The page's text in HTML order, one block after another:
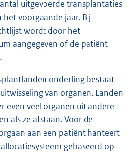
uitgevoerde transplantaties
voorgaande jaar. Bij
wordt door het
aangegeven of de patiënt
onderling bestaat
van organen. Landen
even veel organen uit andere
als ze afstaan. Voor de
aan een patiënt hanteert
gebaseerd op